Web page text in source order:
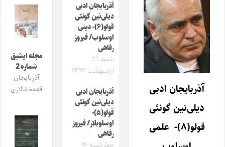
آذربایجان ادبی
دیلی‌نین گونئی
قولو(۸)- علمی
آذربایجان ادبی
دیلی‌نین گونئی
قولو(۶)- دینی
اوسلوب/ فیروز
رفاهی
شنبه ۲۱
اردیبهشت ۱۳۹۲
آذربایجان ادبی
دیلی‌نین گونئی
قولو(۵)-
اوسلوبلار/ فیروز
رفاهی
مجله ایشیق
شماره 2
آذربایجان
قفه‌خانالاری